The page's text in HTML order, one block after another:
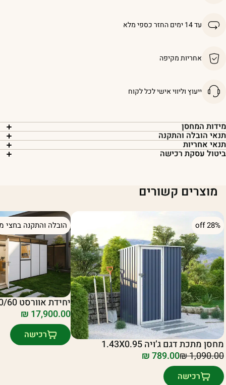
עד 14 ימים החזר כספי מלא
אחריות מקיפה
ייעוץ וליווי אישי לכל לקוח
המחסן
הובלה והתקנה
אחריות
עסקת רכישה
מוצרים קשורים
28% off
מחסן מתכת דגם ג’ויה 1.43X0.95
₪1,090.00
המחיר
המקורי
₪789.00
המחיר
הנוכחירכישה
הובלה והתקנה בחצי
יחידת אוורסט 30/60 בצבע לבן/שחור
₪ 17,900.00
רכישה